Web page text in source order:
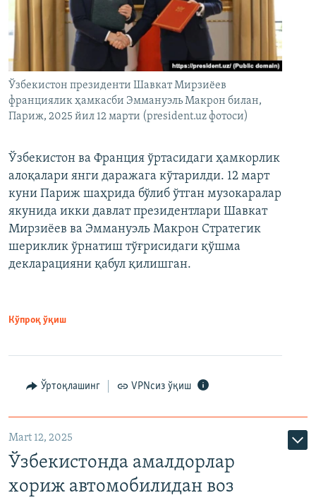
Ўзбекистон президенти Шавкат Мирзиёев
франциялик ҳамкасби Эммануэль Макрон билан,
Париж, 2025 йил 12 марти (president.uz фотоси)
Ўзбекистон ва Франция ўртасидаги ҳамкорлик
алоқалари янги даражага кўтарилди. 12 март
куни Париж шаҳрида бўлиб ўтган музокаралар
якунида икки давлат президентлари Шавкат
Мирзиёев ва Эммануэль Макрон Стратегик
шериклик ўрнатиш тўғрисидаги қўшма
декларацияни қабул қилишган.
Кўпроқ ўқиш
Ўртоқлашинг VPNсиз ўқиш
Mart 12, 2025
Ўзбекистонда амалдорлар
хориж автомобилидан воз